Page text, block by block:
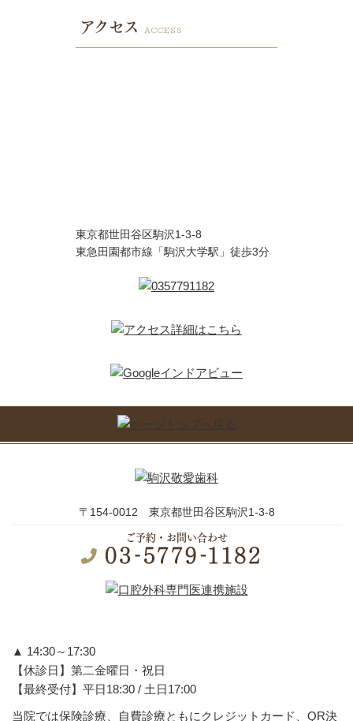
アクセス ACCESS
東京都世田谷区駒沢1-3-8
東急田園都市線「駒沢大学駅」徒歩3分
〒154-0012 東京都世田谷区駒沢1-3-8
ご予約・お問い合わせ
▲ 14:30～17:30
【休診日】第二金曜日・祝日
【最終受付】平日18:30 / 土日17:00
当院では保険診療、自費診療ともにクレジットカード、QR決